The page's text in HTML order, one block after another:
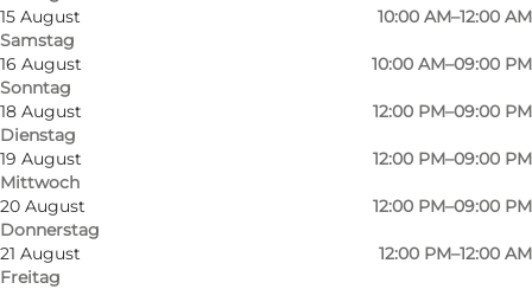
15 August
Samstag
10:00 AM–12:00 AM
16 August
Sonntag
10:00 AM–09:00 PM
18 August
Dienstag
12:00 PM–09:00 PM
19 August
Mittwoch
12:00 PM–09:00 PM
20 August
Donnerstag
12:00 PM–09:00 PM
21 August
Freitag
12:00 PM–12:00 AM
©Bowl'n'Fun
Foto:
Aktivitäten für die ganze Familie